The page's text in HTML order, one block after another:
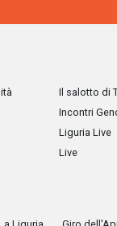
Il salotto di
Incontri
Liguria Live
Live